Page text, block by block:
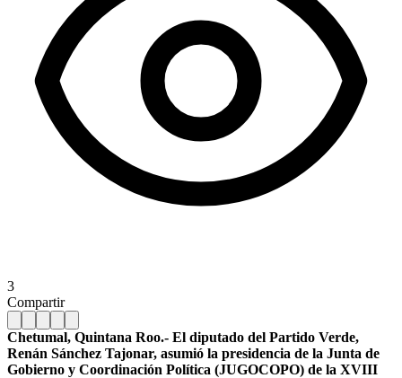
3
Compartir
Chetumal, Quintana Roo.- El diputado del Partido Verde,
Renán Sánchez Tajonar, asumió la presidencia de la Junta de
Gobierno y Coordinación Política (JUGOCOPO) de la XVIII